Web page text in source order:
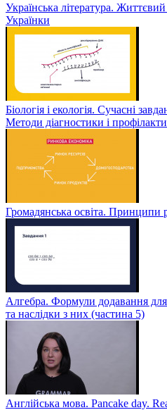
Українська література.
Українки
Біологія і екологія. Сучасні
Методи діагностики і
Громадянська освіта. Принципи
Алгебра. Формули додавання
та наслідки з них (частина 5)
Англійська мова. Pancake day.